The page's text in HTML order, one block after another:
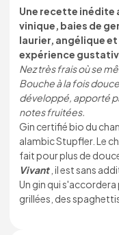
Une recette inédite
vinique, baies de
laurier, angélique
expérience
Nez très frais où se
Bouche à la fois
développé, apporté
notes fruitées.
Gin certifié bio du
alambic Stupfler. Le
fait pour plus de
Vivant, il est sans
Un gin qui
grillées, des